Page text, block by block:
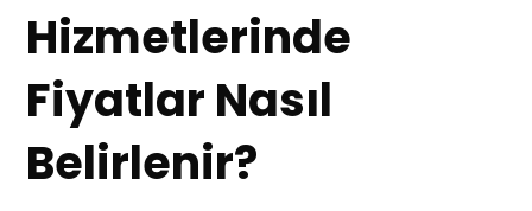
Hizmetlerinde
Fiyatlar Nasıl
Belirlenir?